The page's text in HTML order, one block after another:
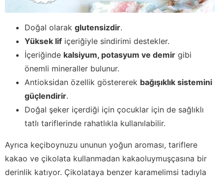
Doğal olarak glutensizdir.
Yüksek lif içeriğiyle sindirimi destekler.
İçeriğinde kalsiyum, potasyum ve demir gibi
önemli mineraller bulunur.
Antioksidan özellik göstererek bağışıklık sistemini
güçlendirir.
Doğal şeker içerdiği için çocuklar için de sağlıklı
tatlı tariflerinde rahatlıkla kullanılabilir.
Ayrıca keçiboynuzu ununun yoğun aroması, tariflere
kakao ve çikolata kullanmadan kakaoluymuşçasına bir
derinlik katıyor. Çikolataya benzer karamelimsi tadıyla